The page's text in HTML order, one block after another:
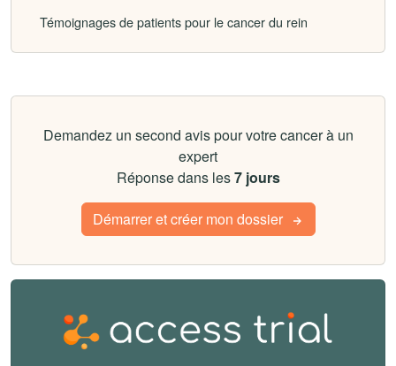
Témoignages de patients pour le cancer du rein
Demandez un second avis pour votre cancer à un
expert
Réponse dans les7 jours
Démarrer et créer mon dossier